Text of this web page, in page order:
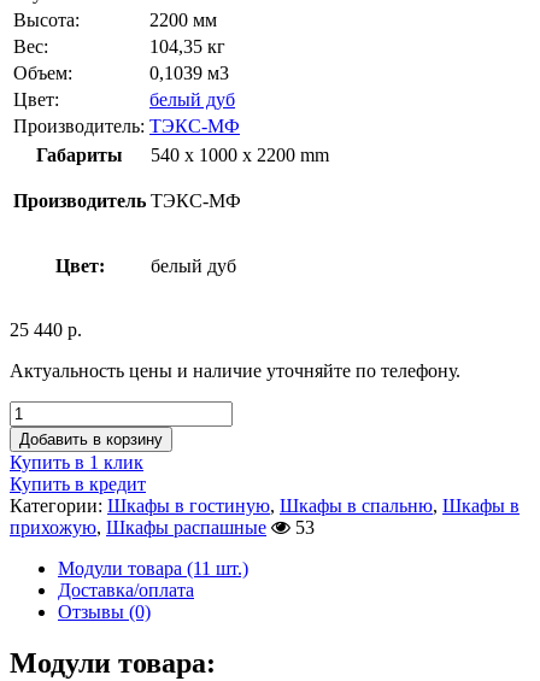
Высота:
2200 мм
Вес:
104,35 кг
Объем:
0,1039 м3
Цвет:
белый дуб
Производитель: ТЭКС-МФ
Габариты
540 x 1000 x 2200 mm
Производитель ТЭКС-МФ
Цвет: белый дуб
25 440 р.
Актуальность цены и наличие уточняйте по телефону.
Добавить в корзину
Купить в 1 клик
Купить в кредит
Категории: Шкафы в гостиную, Шкафы в спальню, Шкафы в
прихожую, Шкафы распашные
53
Модули товара (11 шт.)
Доставка/оплата
Отзывы (0)
Модули товара: